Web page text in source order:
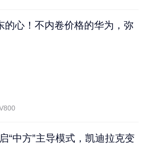
的心！不内卷价格的华为，弥
“中方”主导模式，凯迪拉克变